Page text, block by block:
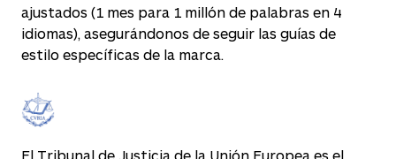
ajustados (1 mes para 1 millón de palabras en 4
idiomas), asegurándonos de seguir las guías de
estilo específicas de la marca.
El Tribunal de Justicia de la Unión Europea es el